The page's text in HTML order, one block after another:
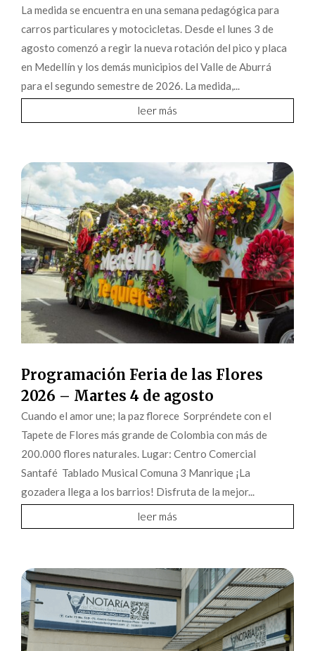
La medida se encuentra en una semana pedagógica para
carros particulares y motocicletas. Desde el lunes 3 de
agosto comenzó a regir la nueva rotación del pico y placa
en Medellín y los demás municipios del Valle de Aburrá
para el segundo semestre de 2026. La medida,...
leer más
Programación Feria de las Flores
2026 – Martes 4 de agosto
Cuando el amor une; la paz florece Sorpréndete con el
Tapete de Flores más grande de Colombia con más de
200.000 flores naturales. Lugar: Centro Comercial
Santafé Tablado Musical Comuna 3 Manrique ¡La
gozadera llega a los barrios! Disfruta de la mejor...
leer más